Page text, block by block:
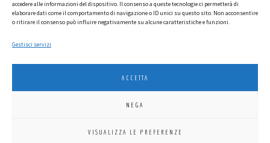
accedere alle informazioni del dispositivo. Il consenso a queste tecnologie ci permetterà di
elaborare dati come il comportamento di navigazione o ID unici su questo sito. Non acconsentire
o ritirare il consenso può influire negativamente su alcune caratteristiche e funzioni.
Gestisci servizi
ACCETTA
NEGA
VISUALIZZA LE PREFERENZE
Ho letto l'informativa privacy e acconsento a ricevere via e-mail la
newsletter contenente aggiornamenti su attività, iniziative ed eventi
LIONS INTERNATIONAL DISTRETTO 108 TA 3